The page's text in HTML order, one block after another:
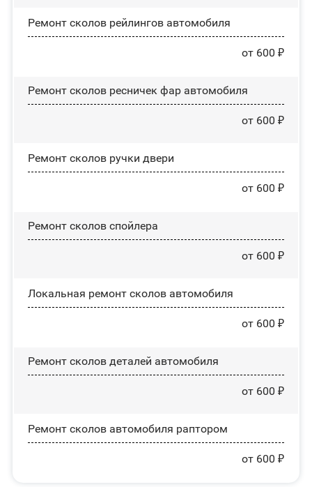
Ремонт сколов рейлингов автомобиля
от 600 ₽
Ремонт сколов ресничек фар автомобиля
от 600 ₽
Ремонт сколов ручки двери
от 600 ₽
Ремонт сколов спойлера
от 600 ₽
Локальная ремонт сколов автомобиля
от 600 ₽
Ремонт сколов деталей автомобиля
от 600 ₽
Ремонт сколов автомобиля раптором
от 600 ₽